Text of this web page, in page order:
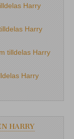
Harry
Harry
tilldelas Harry
Harry
HARRY